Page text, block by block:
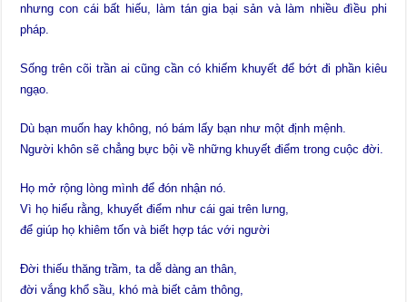
nhưng con cái bất hiếu, làm tán gia bại sản và làm nhiều đìều phi
pháp.
Sống trên cõi trần ai cũng cần có khiếm khuyết để bớt đi phần kiêu
ngạo.
Dù bạn muốn hay không, nó bám lấy bạn như một định mệnh.
Người khôn sẽ chẳng bực bội về những khuyết điểm trong cuộc đời.
Họ mở rộng lòng mình để đón nhận nó.
Vì họ hiểu rằng, khuyết điểm như cái gai trên lưng,
để giúp họ khiêm tốn và biết hợp tác với người
Đời thiếu thăng trầm, ta dễ dàng an thân,
đời vắng khổ sầu, khó mà biết cảm thông,